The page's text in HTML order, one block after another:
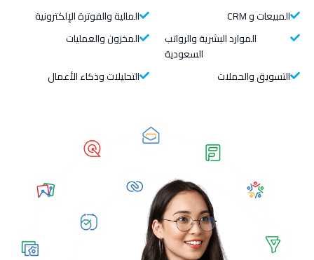
المبيعات و CRM
المالية والفوترة الإلكترونية
الموارد البشرية والرواتب
السعودية
المخزون والعمليات
التسويق والحملات التحليلات وذكاء الأعمال